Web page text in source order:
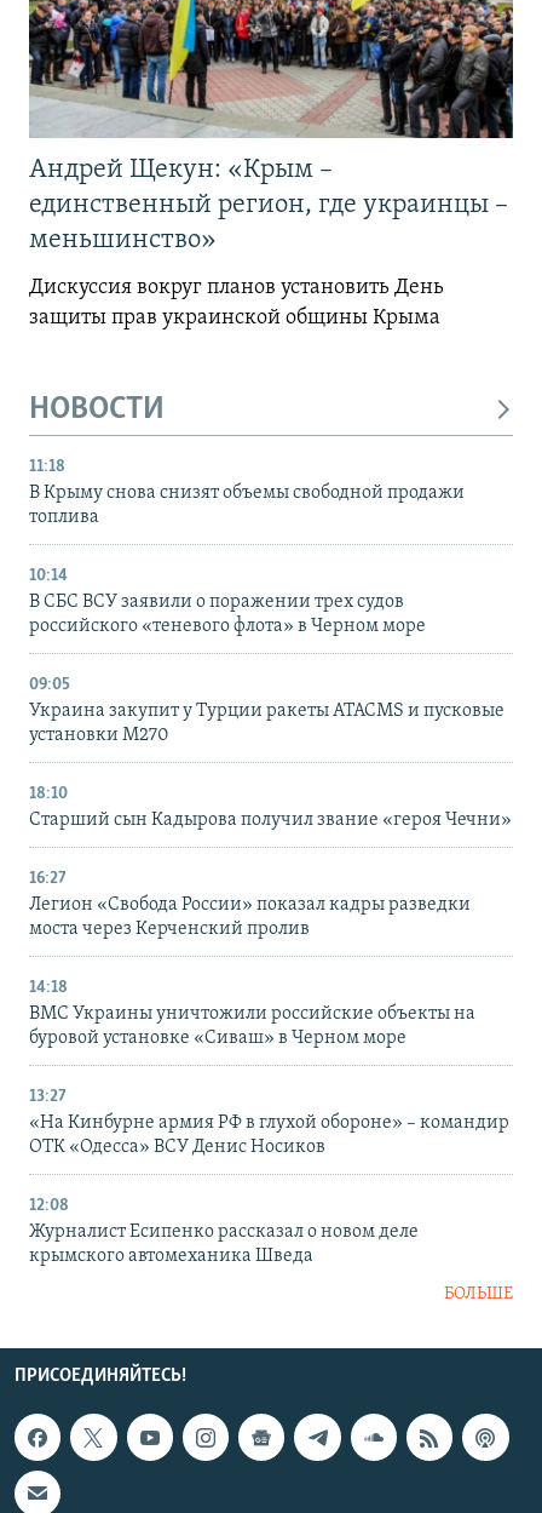
Андрей Щекун: «Крым –
единственный регион, где украинцы –
меньшинство»
Дискуссия вокруг планов установить День
защиты прав украинской общины Крыма
НОВОСТИ
11:18
В Крыму снова снизят объемы свободной продажи
топлива
10:14
В СБС ВСУ заявили о поражении трех судов
российского «теневого флота» в Черном море
09:05
Украина закупит у Турции ракеты ATACMS и пусковые
установки M270
18:10
Старший сын Кадырова получил звание «героя Чечни»
16:27
Легион «Свобода России» показал кадры разведки
моста через Керченский пролив
14:18
ВМС Украины уничтожили российские объекты на
буровой установке «Сиваш» в Черном море
13:27
«На Кинбурне армия РФ в глухой обороне» – командир
ОТК «Одесса» ВСУ Денис Носиков
12:08
Журналист Есипенко рассказал о новом деле
крымского автомеханика Шведа
БОЛЬШЕ
ПРИСОЕДИНЯЙТЕСЬ!